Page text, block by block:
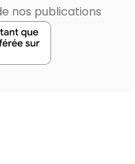
nos publications